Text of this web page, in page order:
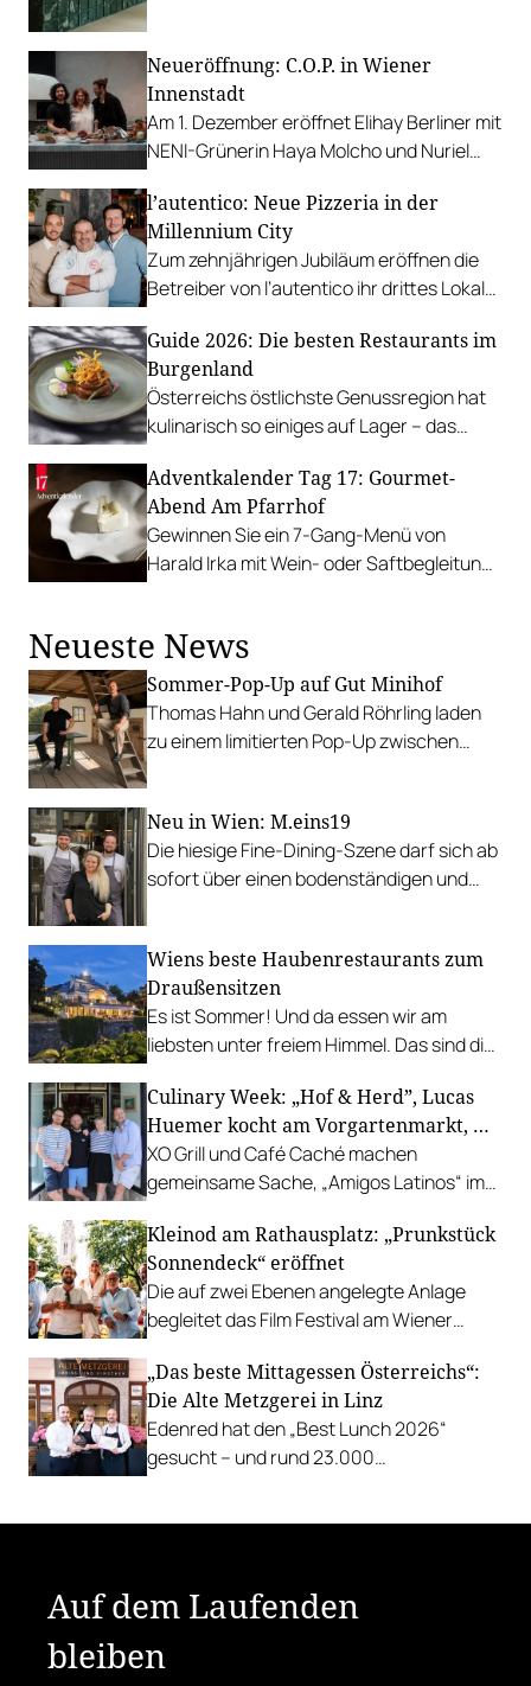
Neueröffnung: C.O.P. in Wiener
Innenstadt
Am 1. Dezember eröffnet Elihay Berliner mit
NENI-Grünerin Haya Molcho und Nuriel
Gerichte mit Fokus auf die Produkte
serviert.
l’autentico: Neue Pizzeria in der
Millennium City
Zum zehnjährigen Jubiläum eröffnen die
Betreiber von l’autentico ihr drittes Lokal
Guide 2026: Die besten Restaurants im
Burgenland
Österreichs östlichste Genussregion hat
kulinarisch so einiges auf Lager – das
Guide 2026 zum Ausdruck.
Adventkalender Tag 17: Gourmet-
Abend Am Pfarrhof
Gewinnen Sie ein 7-Gang-Menü von
Harald Irka mit Wein- oder Saftbegleitung
Neueste News
Sommer-Pop-Up auf Gut Minihof
Thomas Hahn und Gerald Röhrling laden
zu einem limitierten Pop-Up zwischen
Neu in Wien: M.eins19
Die hiesige Fine-Dining-Szene darf sich ab
sofort über einen bodenständigen und
Wiens beste Haubenrestaurants zum
Draußensitzen
Es ist Sommer! Und da essen wir am
liebsten unter freiem Himmel. Das sind die
Gastgarten.
Culinary Week: „Hof & Herd”, Lucas
Huemer kocht am Vorgartenmarkt, …
XO Grill und Café Caché machen
gemeinsame Sache, „Amigos Latinos“ im
Richard Rauch kocht in der Riederalm
u.v.m.
Kleinod am Rathausplatz: „Prunkstück
Sonnendeck“ eröffnet
Die auf zwei Ebenen angelegte Anlage
begleitet das Film Festival am Wiener
mit Cocktails, Snacks und
Veranstaltungsprogramm.
„Das beste Mittagessen Österreichs“:
Die Alte Metzgerei in Linz
Edenred hat den „Best Lunch 2026“
gesucht – und rund 23.000
Auf dem Laufenden
bleiben